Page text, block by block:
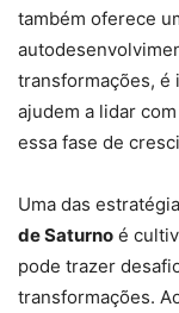
também oferece
transformações, é
ajudem a lidar
essa fase de
Uma das
de Saturno é
pode trazer
transformações.